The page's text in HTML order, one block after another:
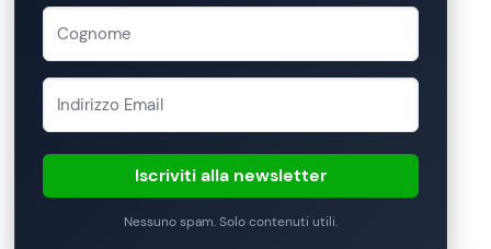
Iscriviti alla newsletter
Nessuno spam. Solo contenuti utili.